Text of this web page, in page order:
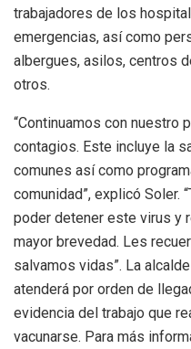
trabajadores de los
emergencias, así como
albergues, asilos, centros
otros.
“Continuamos con nuestro
contagios. Este incluye la
comunes así como
comunidad”, explicó Soler.
poder detener este virus y
mayor brevedad. Les
salvamos vidas”. La
atenderá por orden de
evidencia del trabajo que
vacunarse. Para más